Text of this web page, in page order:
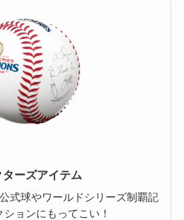
ターズアイテム
式球やワールドシリーズ制覇記
ョンにもってこい！